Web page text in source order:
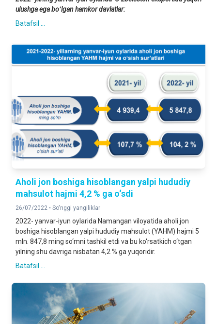
ulushga ega boʻlgan hamkor davlatlar:
Batafsil ...
Aholi jon boshiga hisoblangan yalpi hududiy
mahsulot hajmi 4,2 % ga o‘sdi
26/07/2022 • So'nggi yangiliklar
2022- yanvar-iyun oylarida Namangan viloyatida aholi jon
boshiga hisoblangan yalpi hududiy mahsulot (YAHM) hajmi 5
mln. 847,8 ming so‘mni tashkil etdi va bu ko‘rsatkich o‘tgan
yilning shu davriga nisbatan 4,2 % ga yuqoridir.
Batafsil ...